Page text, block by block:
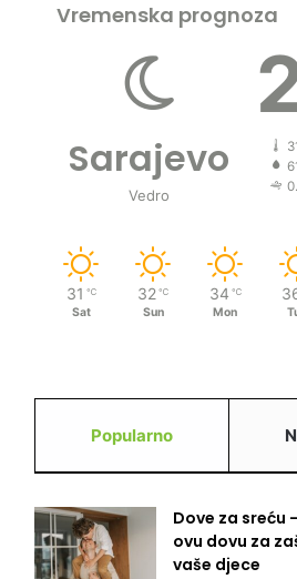
Vremenska prognoza
Sarajevo
Vedro
31 ℃
Sat
32 ℃
Sun
34 ℃
Mon
Popularno
Dove za sreću
ovu dovu za
vaše djece